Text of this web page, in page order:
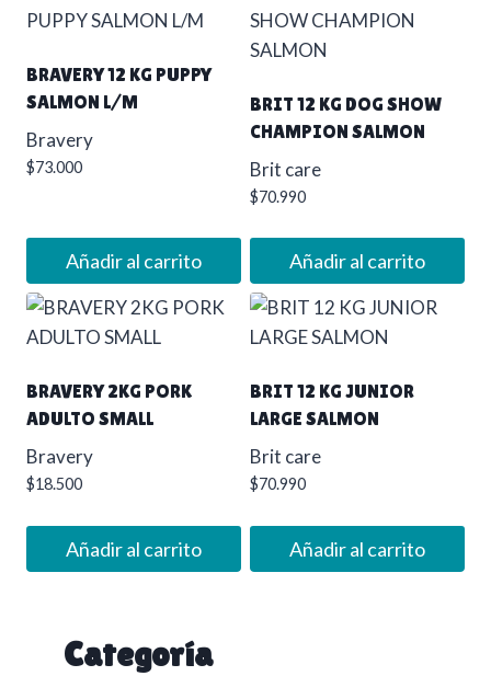
BRAVERY 12 KG PUPPY
SALMON L/M
Bravery
$73.000
Añadir al carrito
BRIT 12 KG DOG SHOW
CHAMPION SALMON
Brit care
$70.990
Añadir al carrito
BRAVERY 2KG PORK
ADULTO SMALL
Bravery
$18.500
Añadir al carrito
BRIT 12 KG JUNIOR
LARGE SALMON
Brit care
$70.990
Añadir al carrito
Categoría